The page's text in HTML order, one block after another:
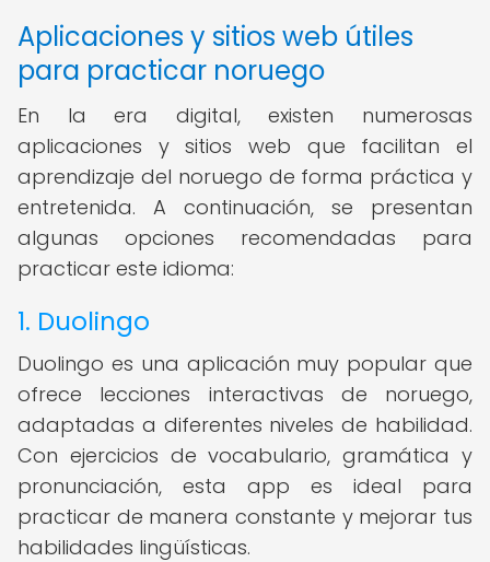
Aplicaciones y sitios web útiles
para practicar noruego
En la era digital, existen numerosas
aplicaciones y sitios web que facilitan el
aprendizaje del noruego de forma práctica y
entretenida. A continuación, se presentan
algunas opciones recomendadas para
practicar este idioma:
1. Duolingo
Duolingo es una aplicación muy popular que
ofrece lecciones interactivas de noruego,
adaptadas a diferentes niveles de habilidad.
Con ejercicios de vocabulario, gramática y
pronunciación, esta app es ideal para
practicar de manera constante y mejorar tus
habilidades lingüísticas.